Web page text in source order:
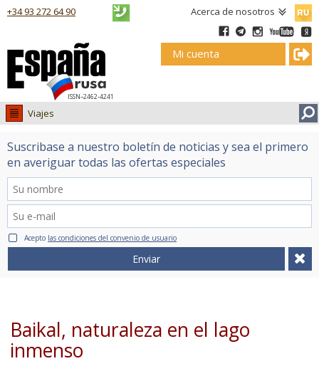
Acerca de nosotros
ISSN–2462-4241
+34 93 272 64 90
Mi cuenta
Visados
Viajes
Viajes
Inmobiliaria
Mercado ruso
Caviar
Tramites
Clases
Suscribase a nuestro boletín de noticias y sea el primero
en averiguar todas las ofertas especiales
Acepto las condiciones del convenio de usuario
Enviar
Baikal, naturaleza en el lago
inmenso